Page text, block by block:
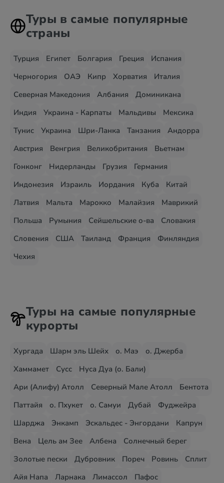
Туры в самые популярные
страны
Турция Египет Болгария Греция
Испания
Черногория
ОАЭ Кипр Хорватия
Италия
Северная Македония
Албания
Доминикана
Индия
Украина - Карпаты Мальдивы
Мексика
Тунис
Украина Шри-Ланка Танзания
Андорра
Австрия
Венгрия Великобритания
Вьетнам
Гонконг
Нидерланды Грузия
Германия
Индонезия
Израиль Иордания Куба
Китай
Латвия
Мальта Марокко Малайзия
Маврикий
Польша
Румыния Сейшельские о-ва
Словакия
Словения
США Таиланд Франция
Финляндия
Чехия
Туры на самые популярные
курорты
Хургада Шарм эль Шейх о. Маэ
о. Джерба
Хаммамет
Сусс
Нуса Дуа (о. Бали)
Ари (Алифу) Атолл
Северный Мале Атолл
Бентота
Паттайя
о. Пхукет о. Самуи Дубай
Фуджейра
Шарджа
Энкамп Эскальдес - Энгордани
Капрун
Вена
Цель ам Зее Албена
Солнечный берег
Золотые пески
Дубровник Пореч Ровинь
Сплит
Айя Напа
Ларнака Лимассол Пафос